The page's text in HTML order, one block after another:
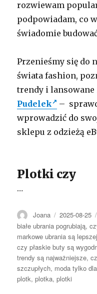
rozwiewam
podpowiadam, co
świadomie
Przenieśmy się do
świata fashion,
trendy i lansowane
Pudelek
–
wprowadzić do
sklepu z odzieżą
Plotki czy
…
Autor
Joana Opublikowano
2025-08-25
białe ubrania pogrubiają,
markowe ubrania są
czy płaskie buty są
trendy są najważniejsze,
szczupłych, moda tylko
plotk,plotka,plotki